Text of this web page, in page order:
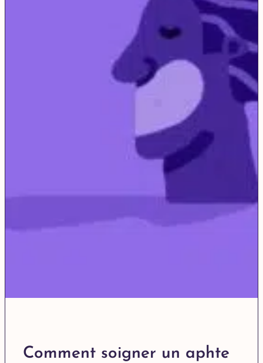
Comment soigner un aphte